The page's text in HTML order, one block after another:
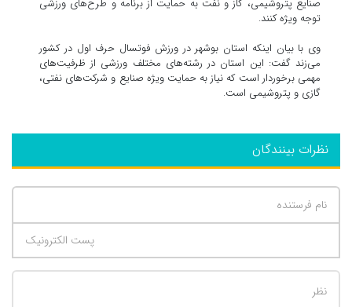
صنایع پتروشیمی، گاز و نفت به حمایت از برنامه و طرح‌های ورزشی
توجه ویژه کنند.
وی با بیان اینکه استان بوشهر در ورزش فوتسال حرف اول در کشور
می‌زند گفت: این استان در رشته‌های مختلف ورزشی از ظرفیت‌های
مهمی برخوردار است که نیاز به حمایت ویژه صنایع و شرکت‌های نفتی،
گازی و پتروشیمی است.
نظرات بینندگان